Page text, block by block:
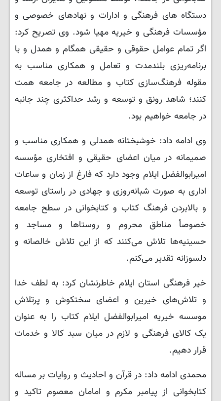
دستگاه های فرهنگی و ادارات و نهادهای خصوصی و
مؤسسات فرهنگی و خیریه مهیا شود. وی تصریح کرد:
اگر تمام عوامل حقوقی و حقیقی همگام و همدل و با
برنامه‌ریزی بلندمدت و تعامل و همکاری مناسب به
مقوله فرهنگ‌سازی کتاب و مطالعه در جامعه همت
کنند؛ شاهد رونق و توسعه و رشد حداکثری چند جانبه
در جامعه خواهیم بود.
وی ادامه داد: خوشبختانه همدلی و همکاری مناسب و
صمیمانه در میان اعضای حقیقی و افتخاری مؤسسه
امیرابوالفضل ایلام وجود دارد که فارغ از زمان و ساعات
اداری به صورت شبانه‌روزی و جهادی در راستای توسعه
و بالابردن فرهنگ کتاب و کتابخوانی در سطح جامعه
خصوصاً مناطق محروم و روستاها و مساجد و
حسینیه‌ها تلاش می‌کنند که از این تلاش خالصانه و
دلسوزانه تقدیر می‌کنم.
خیر فرهنگی استان ایلام خاطرنشان کرد: به لطف خدا
و تلاش‌های خیرین و اعضای سختکوش و پرتلاش
موسسه خیریه امیرابوالفضل ایلام کتاب را به عنوان
یک کالای فرهنگی و لازم در میان سبد کالا و خدمات
قرار دهیم.
محمدی ادامه داد: در قرآن و احادیث و روایات بر مساله
کتابخوانی از پیامبر مکرم و امامان معصوم تاکید و